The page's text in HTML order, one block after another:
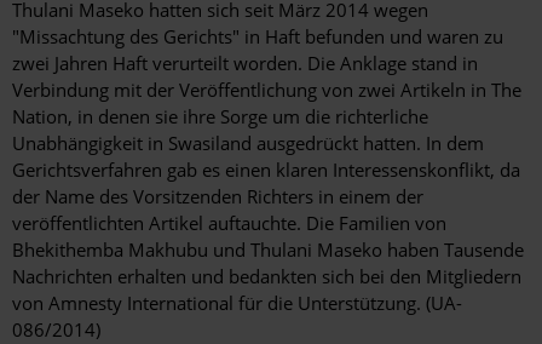
Thulani Maseko hatten sich seit März 2014 wegen
"Missachtung des Gerichts" in Haft befunden und waren zu
zwei Jahren Haft verurteilt worden. Die Anklage stand in
Verbindung mit der Veröffentlichung von zwei Artikeln in The
Nation, in denen sie ihre Sorge um die richterliche
Unabhängigkeit in Swasiland ausgedrückt hatten. In dem
Gerichtsverfahren gab es einen klaren Interessenskonflikt, da
der Name des Vorsitzenden Richters in einem der
veröffentlichten Artikel auftauchte. Die Familien von
Bhekithemba Makhubu und Thulani Maseko haben Tausende
Nachrichten erhalten und bedankten sich bei den Mitgliedern
von Amnesty International für die Unterstützung. (UA-
086/2014)